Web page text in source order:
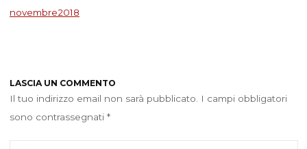
novembre2018
LASCIA UN COMMENTO
Il tuo indirizzo email non sarà pubblicato.
I campi obbligatori
sono contrassegnati *